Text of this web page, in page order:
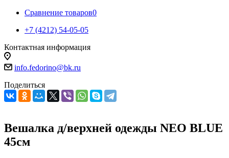
Сравнение товаров0
+7 (4212) 54-05-05
Контактная информация
info.fedorino@bk.ru
Поделиться
Вешалка д/верхней одежды NEO BLUE
45см